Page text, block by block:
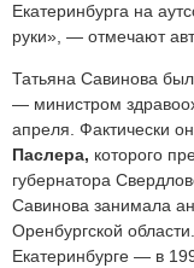
Екатеринбурга на
руки», — отмечают
Татьяна Савинова
— министром
апреля. Фактически
Паслера, которого
губернатора
Савинова занимала
Оренбургской
Екатеринбурге — в